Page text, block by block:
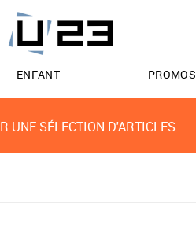
ENFANT PROMOS
UNE SÉLECTION D'ARTICLES